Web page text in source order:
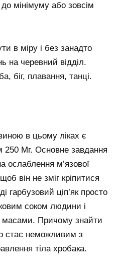
мінімуму або зовсім
в міру і без занадто
на черевний відділ.
біг, плавання, танці.
в цьому ліках є
250 Мг. Основне завдання
ослаблення м’язової
він не зміг кріпитися
гарбузовий ціп’як просто
соком людини і
масами. Причому знайти
стає неможливим з
тіла хробака.